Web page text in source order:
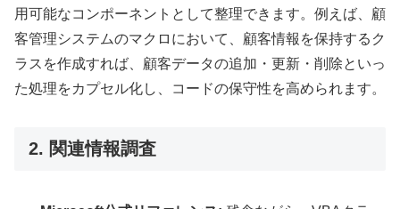
用可能なコンポーネントとして整理できます。例えば、顧
客管理システムのマクロにおいて、顧客情報を保持するク
ラスを作成すれば、顧客データの追加・更新・削除といっ
た処理をカプセル化し、コードの保守性を高められます。
2. 関連情報調査